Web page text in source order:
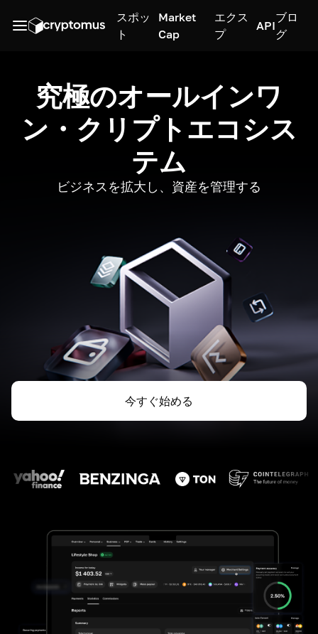
スポッ
ト
Market
Cap
エクス
プ
API
ブロ
グ
究極のオールインワ
ン・クリプトエコシス
テム
ビジネスを拡大し、資産を管理する
今すぐ始める